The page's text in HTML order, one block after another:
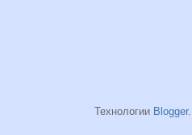
Технологии Blogger.